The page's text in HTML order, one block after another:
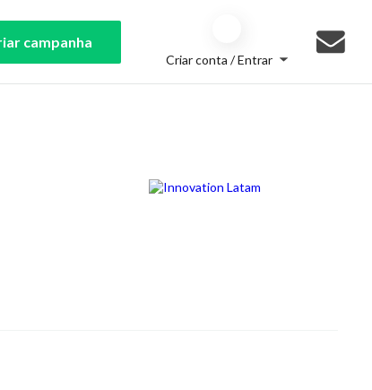
campanha
Criar conta / Entrar